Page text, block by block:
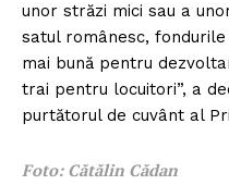
unor străzi mici sau a
satul românesc,
mai bună pentru
trai pentru locuitori”, a
purtătorul de cuvânt al
Foto: Cătălin Cădan